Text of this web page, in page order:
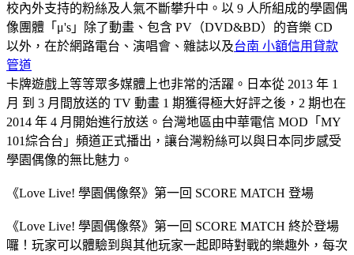
校內外支持的粉絲及人氣不斷攀升中。以 9 人所組成的學園偶
像團體「μ's」除了動畫、包含 PV（DVD&BD）的音樂 CD
以外，在於網路電台、演唱會、雜誌以及台南 小額信用貸款
管道
卡牌遊戲上等等眾多媒體上也非常的活躍。日本從 2013 年 1
月 到 3 月間放送的 TV 動畫 1 期獲得極大好評之後，2 期也在
2014 年 4 月開始進行放送。台灣地區由中華電信 MOD「MY
101綜合台」頻道正式播出，讓台灣粉絲可以與日本同步感受
學園偶像的無比魅力。
《Love Live! 學園偶像祭》第一回 SCORE MATCH 登場
《Love Live! 學園偶像祭》第一回 SCORE MATCH 終於登場
囉！玩家可以體驗到與其他玩家一起即時對戰的樂趣外，每次